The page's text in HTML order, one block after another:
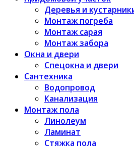
Деревья и
Монтаж погреба
Монтаж сарая
Монтаж забора
Окна и двери
Спецокна и двери
Сантехника
Водопровод
Канализация
Монтаж пола
Линолеум
Ламинат
Стяжка пола